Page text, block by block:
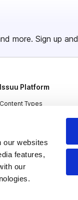
our websites
features,
our
more. Sign up and
Issuu Platform
Content Types
Industries